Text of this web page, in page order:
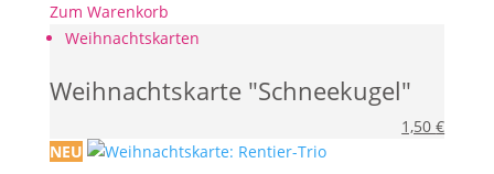
Zum Warenkorb
Weihnachtskarten
Weihnachtskarte "Schneekugel"
1,50€
NEU